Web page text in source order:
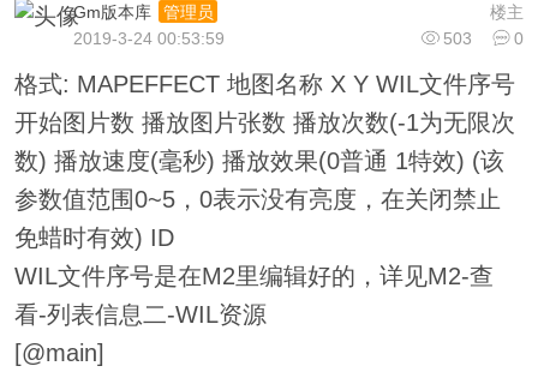
楼主
Gm版本库
管理员
503
0
2019-3-24 00:53:59
格式: MAPEFFECT 地图名称 X Y WIL文件序号
开始图片数 播放图片张数 播放次数(-1为无限次
数) 播放速度(毫秒) 播放效果(0普通 1特效) (该
参数值范围0~5，0表示没有亮度，在关闭禁止
免蜡时有效) ID
WIL文件序号是在M2里编辑好的，详见M2-查
看-列表信息二-WIL资源
[@main]